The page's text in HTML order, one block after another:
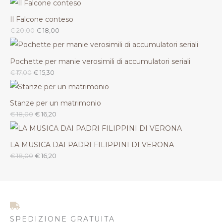
Il Falcone conteso
€20,00 € 18,00
Pochette per manie verosimili di accumulatori seriali
€17,00 € 15,30
Stanze per un matrimonio
€18,00 € 16,20
LA MUSICA DAI PADRI FILIPPINI DI VERONA
€18,00 € 16,20
SPEDIZIONE GRATUITA